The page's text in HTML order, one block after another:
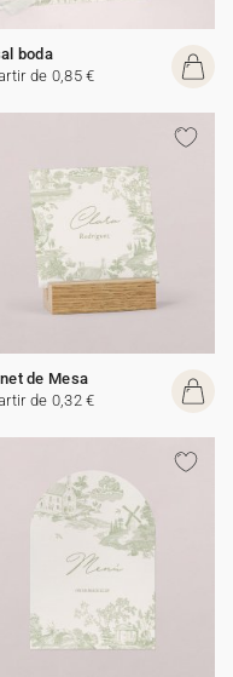
boda
de 0,85 €
de Mesa
de 0,32 €